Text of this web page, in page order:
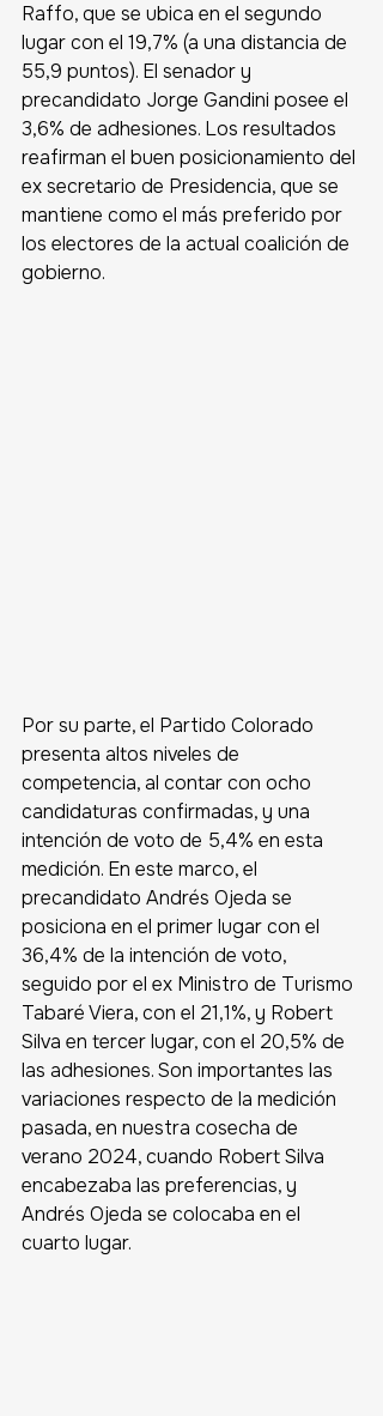
Raffo, que se ubica en el segundo
lugar con el 19,7% (a una distancia de
55,9 puntos). El senador y
precandidato Jorge Gandini posee el
3,6% de adhesiones. Los resultados
reafirman el buen posicionamiento del
ex secretario de Presidencia, que se
mantiene como el más preferido por
los electores de la actual coalición de
gobierno.
Por su parte, el Partido Colorado
presenta altos niveles de
competencia, al contar con ocho
candidaturas confirmadas, y una
intención de voto de 5,4% en esta
medición. En este marco, el
precandidato Andrés Ojeda se
posiciona en el primer lugar con el
36,4% de la intención de voto,
seguido por el ex Ministro de Turismo
Tabaré Viera, con el 21,1%, y Robert
Silva en tercer lugar, con el 20,5% de
las adhesiones. Son importantes las
variaciones respecto de la medición
pasada, en nuestra cosecha de
verano 2024, cuando Robert Silva
encabezaba las preferencias, y
Andrés Ojeda se colocaba en el
cuarto lugar.